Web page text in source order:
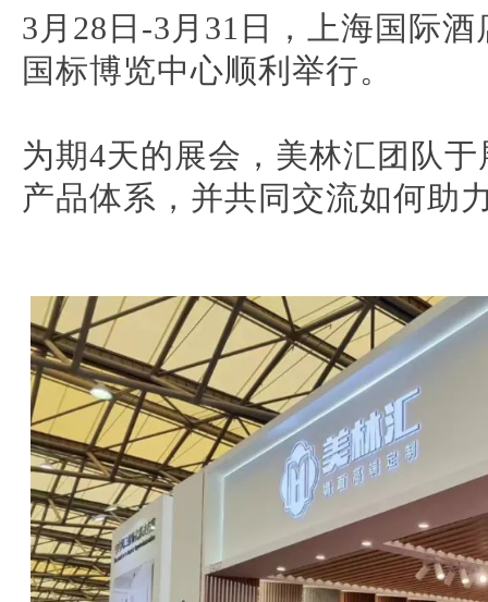
3月28日-3月31日，上海国际
国标博览中心顺利举行。
为期4天的展会，美林汇团队
产品体系，并共同交流如何助